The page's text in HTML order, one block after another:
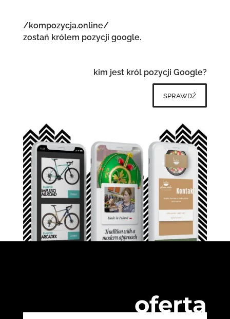
/kompozycja.online/
zostań królem pozycji google.
kim jest król pozycji Google?
sprawdź
oferta